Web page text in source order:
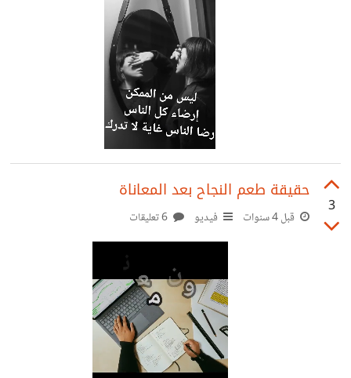
3
حقيقة طعم النجاح بعد المعاناة
قبل 4 سنوات فيديو